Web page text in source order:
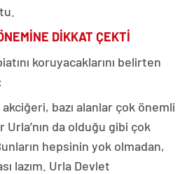
DİKKAT ÇEKTİ
koruyacaklarını belirten
akciğeri, bazı alanlar çok önemli
Urla’nın da olduğu gibi çok
hepsinin yok olmadan,
lazım. Urla Devlet